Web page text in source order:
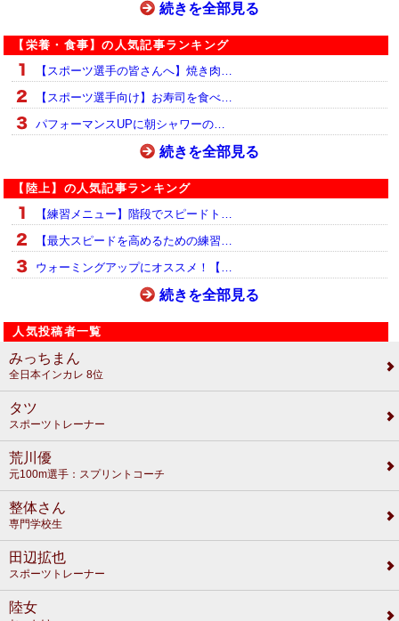
続きを全部見る
【栄養・食事】の人気記事ランキング
【スポーツ選手の皆さんへ】焼き肉…
【スポーツ選手向け】お寿司を食べ…
パフォーマンスUPに朝シャワーの…
続きを全部見る
【陸上】の人気記事ランキング
【練習メニュー】階段でスピードト…
【最大スピードを高めるための練習…
ウォーミングアップにオススメ！【…
続きを全部見る
人気投稿者一覧
みっちまん
全日本インカレ 8位
タツ
スポーツトレーナー
荒川優
元100m選手：スプリントコーチ
整体さん
専門学校生
田辺拡也
スポーツトレーナー
陸女